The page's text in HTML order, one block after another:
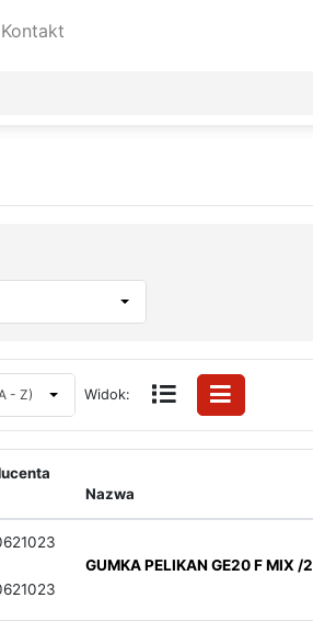
Kontakt
- Z) Widok:
Nazwa
GUMKA PELIKAN GE20 F MIX /